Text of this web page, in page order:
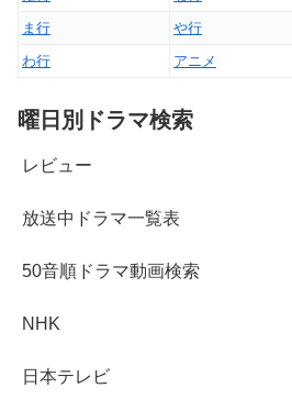
ま行
や行
わ行
アニメ
曜日別ドラマ検索
レビュー
放送中ドラマ一覧表
50音順ドラマ動画検索
NHK
日本テレビ